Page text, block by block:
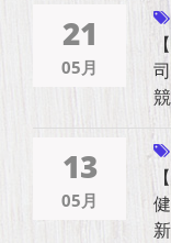
21
05月
13
05月